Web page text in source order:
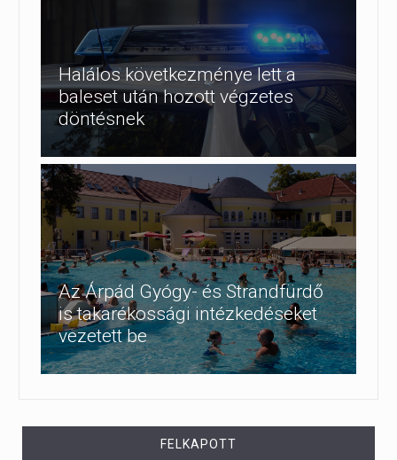
Halálos következménye lett a
baleset után hozott végzetes
döntésnek
Az Árpád Gyógy- és Strandfürdő
is takarékossági intézkedéseket
vezetett be
FELKAPOTT